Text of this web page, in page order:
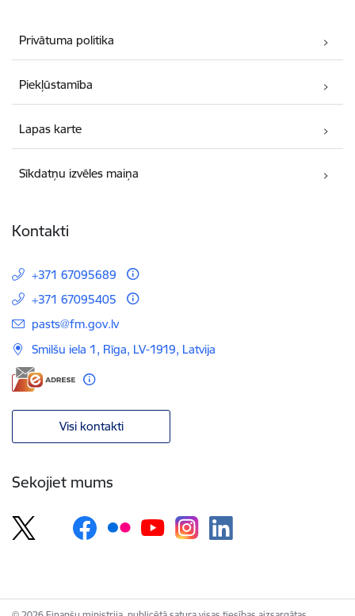
Privātuma politika
Piekļūstamība
Lapas karte
Sīkdatņu izvēles maiņa
Kontakti
+371 67095689
+371 67095405
E-pasts:
pasts@fm.gov.lv
Smilšu iela 1, Rīga, LV-1919, Latvija
Visi kontakti
Sekojiet mums